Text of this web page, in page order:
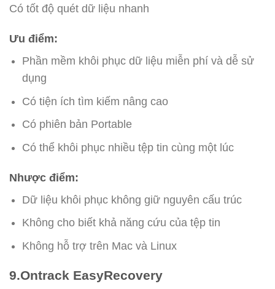
Có tốt độ quét dữ liệu nhanh
Ưu điểm:
Phần mềm khôi phục dữ liệu miễn phí và dễ sử
dụng
Có tiện ích tìm kiếm nâng cao
Có phiên bản Portable
Có thể khôi phục nhiều tệp tin cùng một lúc
Nhược điểm:
Dữ liệu khôi phục không giữ nguyên cấu trúc
Không cho biết khả năng cứu của tệp tin
Không hỗ trợ trên Mac và Linux
9.Ontrack EasyRecovery